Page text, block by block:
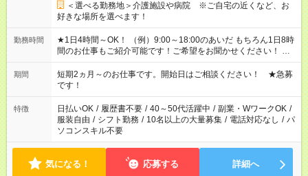
＜選べる勤務地＞介護施設や病院 ※ご自宅の近くなど、お
好きな場所を選べます！
勤務時間
★1日4時間～OK！ （例）9:00～18:00のあいだ もちろん1日8時
間のお仕事もご紹介可能です！ご希望をお聞かせください！ ★
家庭の都合でお休みが必要な場合も遠慮なくご相談ください。
※週最低15時間以上の勤務が必要です
期間
短期2ヵ月～のお仕事です。開始日はご相談ください！ ★急募
です！
特徴 日払いOK / 履歴書不要 / 40～50代活躍中 / 副業・WワークOK /
服装自由 / シフト勤務 / 10名以上の大量募集 / 電話対応なし / パ
ソコンスキル不要
気になる！ 応募する 詳細へ